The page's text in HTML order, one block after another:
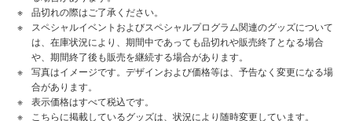
品切れの際はご了承ください。
スペシャルイベントおよびスペシャルプログラム関連のグッズについて
は、在庫状況により、期間中であっても品切れや販売終了となる場合
や、期間終了後も販売を継続する場合があります。
写真はイメージです。デザインおよび価格等は、予告なく変更になる場
合があります。
表示価格はすべて税込です。
こちらに掲載しているグッズは、状況により随時変更しています。